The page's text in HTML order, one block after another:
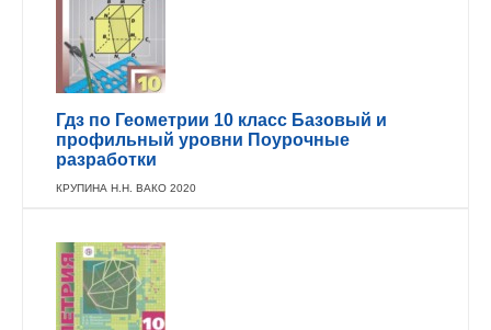
Гдз по Геометрии 10 класс Базовый и
профильный уровни Поурочные
разработки
КРУПИНА Н.Н. ВАКО 2020